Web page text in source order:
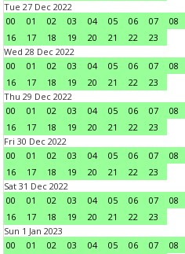
Tue 27 Dec 2022
00
01 02 03 04 05 06 07 08
16
17 18 19 20 21 22
23
Wed 28 Dec 2022
00
01 02 03 04 05 06 07 08
16
17 18 19 20 21 22
23
Thu 29 Dec 2022
00
01 02 03 04 05 06 07 08
16
17 18 19 20 21 22
23
Fri 30 Dec 2022
00
01 02 03 04 05 06 07 08
16
17 18 19 20 21 22
23
Sat 31 Dec 2022
00
01 02 03 04 05 06 07 08
16
17 18 19 20 21 22
23
Sun 1 Jan 2023
00
01 02 03 04 05 06 07 08